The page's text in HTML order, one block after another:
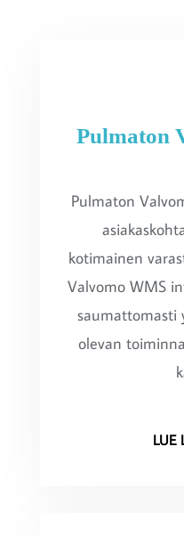
Pulmaton
Pulmaton
kotimainen
Valvomo WMS
saumattomasti
olevan
LUE